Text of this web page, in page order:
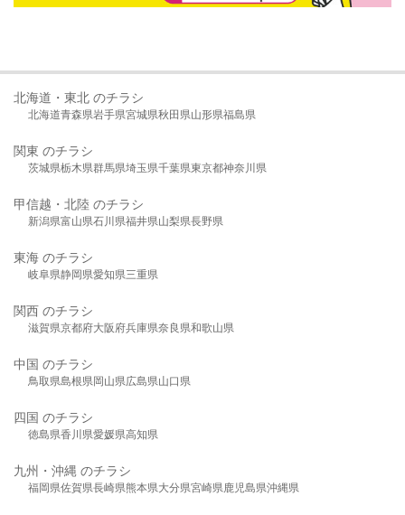
北海道・東北 のチラシ
北海道青森県岩手県宮城県秋田県山形県福島県
関東 のチラシ
茨城県栃木県群馬県埼玉県千葉県東京都神奈川県
甲信越・北陸 のチラシ
新潟県富山県石川県福井県山梨県長野県
東海 のチラシ
岐阜県静岡県愛知県三重県
関西 のチラシ
滋賀県京都府大阪府兵庫県奈良県和歌山県
中国 のチラシ
鳥取県島根県岡山県広島県山口県
四国 のチラシ
徳島県香川県愛媛県高知県
九州・沖縄 のチラシ
福岡県佐賀県長崎県熊本県大分県宮崎県鹿児島県沖縄県